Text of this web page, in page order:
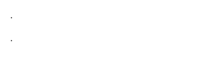
・
・